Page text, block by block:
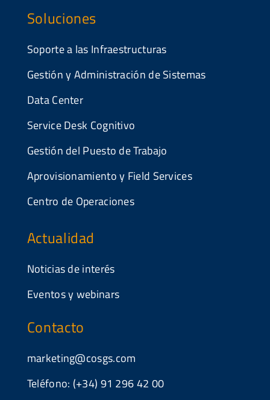
Soluciones
Soporte a las Infraestructuras
Gestión y Administración de Sistemas
Data Center
Service Desk Cognitivo
Gestión del Puesto de Trabajo
Aprovisionamiento y Field Services
Centro de Operaciones
Actualidad
Noticias de interés
Eventos y webinars
Contacto
marketing@cosgs.com
Teléfono: (+34) 91 296 42 00